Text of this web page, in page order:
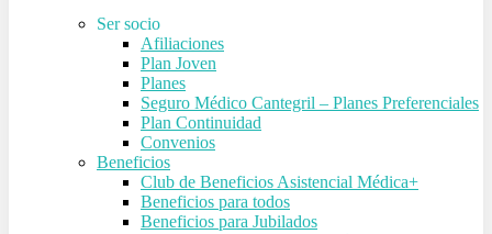
Ser socio
Afiliaciones
Plan Joven
Planes
Seguro Médico Cantegril – Planes Preferenciales
Plan Continuidad
Convenios
Beneficios
Club de Beneficios Asistencial Médica+
Beneficios para todos
Beneficios para Jubilados